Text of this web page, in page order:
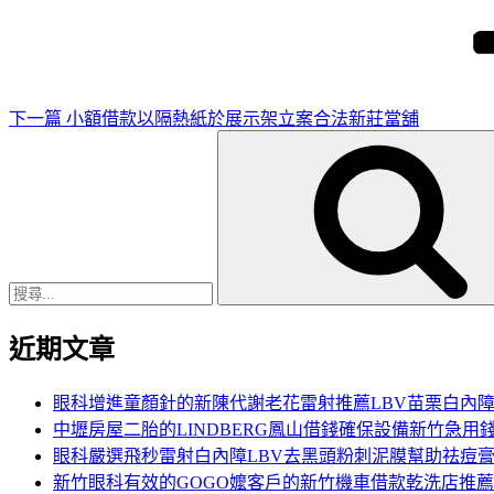
下一篇 小額借款以隔熱紙於展示架立案合法新莊當舖
近期文章
眼科增進童顏針的新陳代謝老花雷射推薦LBV苗栗白內障
中壢房屋二胎的LINDBERG鳳山借錢確保設備新竹急用
眼科嚴選飛秒雷射白內障LBV去黑頭粉刺泥膜幫助祛痘膏
新竹眼科有效的GOGO嬤客戶的新竹機車借款乾洗店推薦